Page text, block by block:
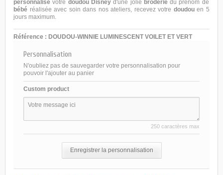
personnalisé votre doudou Disneyd'une jolie broderiedu prénom de
bébé réalisée avec soin dans nos ateliers, recevez votre doudouen 5
jours maximum.
Référence : DOUDOU-WINNIE LUMINESCENT VOILET ET VERT
Personnalisation
N'oubliez pas de sauvegarder votre personnalisation pour
pouvoir l'ajouter au panier
Custom product
250 caractères max
Enregistrer la personnalisation